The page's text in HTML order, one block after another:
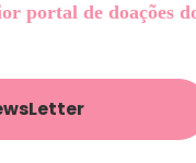
portal de doações